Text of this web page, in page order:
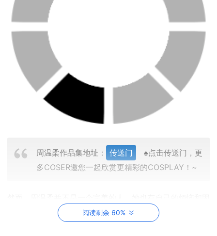
周温柔作品集地址： 传送门
♠点击传送门，更
多COSER邀您一起欣赏更精彩的COSPLAY！~
惑。尤其是在直播之外，她常常感到孤独和无助。她的家庭
并不富裕，她需要自己赚钱来支持自己的生活和学业。而
阅读剩余 60%